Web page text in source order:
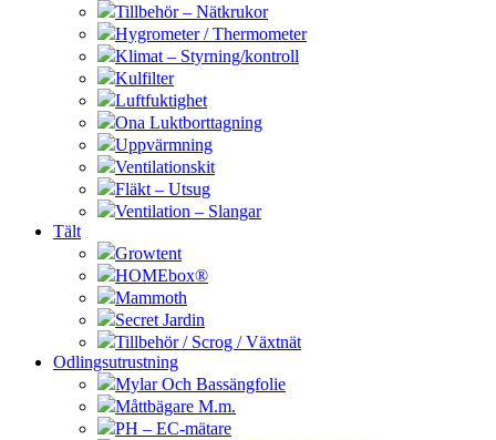
Tillbehör – Nätkrukor
Hygrometer / Thermometer
Klimat – Styrning/kontroll
Kulfilter
Luftfuktighet
Ona Luktborttagning
Uppvärmning
Ventilationskit
Fläkt – Utsug
Ventilation – Slangar
Tält
Growtent
HOMEbox®
Mammoth
Secret Jardin
Tillbehör / Scrog / Växtnät
Odlingsutrustning
Mylar Och Bassängfolie
Måttbägare M.m.
PH – EC-mätare